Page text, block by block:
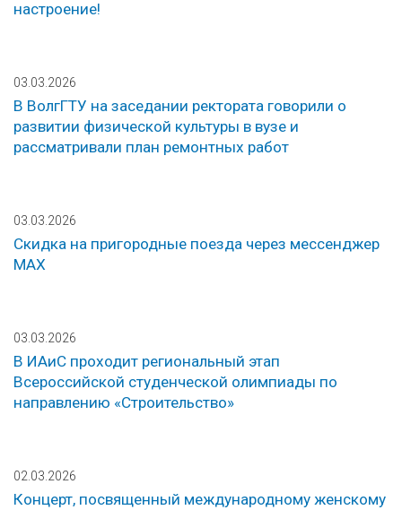
настроение!
03.03.2026
В ВолгГТУ на заседании ректората говорили о
развитии физической культуры в вузе и
рассматривали план ремонтных работ
03.03.2026
Скидка на пригородные поезда через мессенджер
МАХ
03.03.2026
В ИАиС проходит региональный этап
Всероссийской студенческой олимпиады по
направлению «Строительство»
02.03.2026
Концерт, посвященный международному женскому